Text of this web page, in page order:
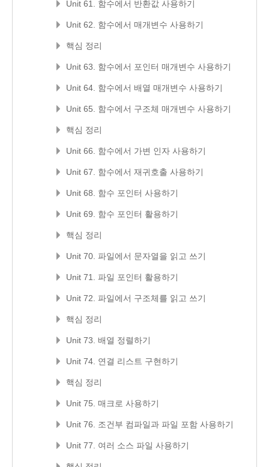
Unit 61. 함수에서 반환값 사용하기
Unit 62. 함수에서 매개변수 사용하기
핵심 정리
Unit 63. 함수에서 포인터 매개변수 사용하기
Unit 64. 함수에서 배열 매개변수 사용하기
Unit 65. 함수에서 구조체 매개변수 사용하기
핵심 정리
Unit 66. 함수에서 가변 인자 사용하기
Unit 67. 함수에서 재귀호출 사용하기
Unit 68. 함수 포인터 사용하기
Unit 69. 함수 포인터 활용하기
핵심 정리
Unit 70. 파일에서 문자열을 읽고 쓰기
Unit 71. 파일 포인터 활용하기
Unit 72. 파일에서 구조체를 읽고 쓰기
핵심 정리
Unit 73. 배열 정렬하기
Unit 74. 연결 리스트 구현하기
핵심 정리
Unit 75. 매크로 사용하기
Unit 76. 조건부 컴파일과 파일 포함 사용하기
Unit 77. 여러 소스 파일 사용하기